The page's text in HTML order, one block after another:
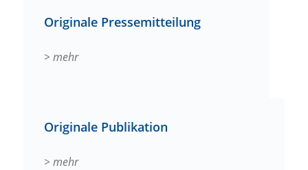
Originale Pressemitteilung
> mehr
Originale Publikation
> mehr